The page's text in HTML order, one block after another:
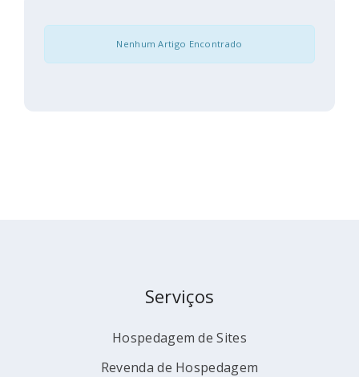
Nenhum Artigo Encontrado
Serviços
Hospedagem de Sites
Revenda de Hospedagem